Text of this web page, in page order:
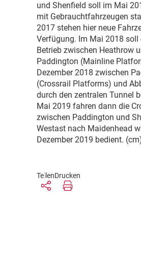
und Shenfield soll im Mai
mit Gebrauchtfahrzeugen
2017 stehen hier neue
Verfügung. Im Mai 2018 soll
Betrieb zwischen Heathrow
Paddington (Mainline
Dezember 2018 zwischen
(Crossrail Platforms) und
durch den zentralen Tunnel
Mai 2019 fahren dann die
zwischen Paddington und
Westast nach Maidenhead
Dezember 2019 bedient.
TeilenDrucken